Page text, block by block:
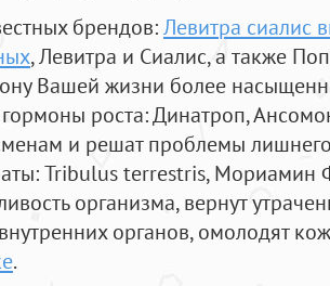
брендов:Левитра сиалис
, Левитра и Сиалис, а также
Вашей жизни более
роста: Динатроп,
и решат проблемы
Tribulus terrestris, Мориамин
организма, вернут
органов, омолодят
.